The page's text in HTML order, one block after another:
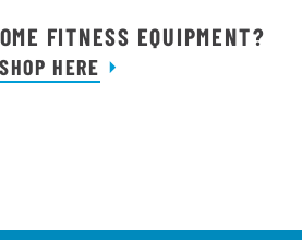
FITNESS EQUIPMENT?
SHOP HERE